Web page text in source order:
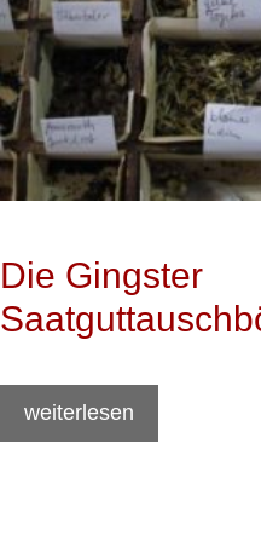
Die Gingster
weiterlesen